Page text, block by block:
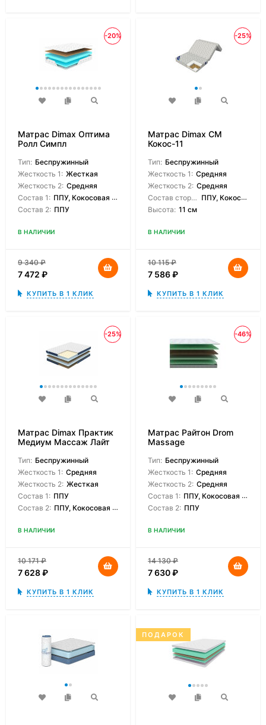
-20%
Матрас Dimax Оптима
Ролл Симпл
Тип: Беспружинный
Жесткость 1: Жесткая
Жесткость 2: Средняя
Состав 1: ППУ, Кокосовая койра
Состав 2: ППУ
В НАЛИЧИИ
9 340₽
7 472 ₽
КУПИТЬ В 1 КЛИК
-25%
Матрас Dimax СМ
Кокос-11
Тип: Беспружинный
Жесткость 1: Средняя
Жесткость 2: Средняя
Состав сторон: ППУ, Кокосовая койра
Высота: 11 см
В НАЛИЧИИ
10 115₽
7 586₽
КУПИТЬ В 1 КЛИК
-25%
Матрас Dimax Практик
Медиум Массаж Лайт
Тип: Беспружинный
Жесткость 1: Средняя
Жесткость 2: Жесткая
Состав 1: ППУ
Состав 2: ППУ, Кокосовая койра
В НАЛИЧИИ
10 171₽
7 628₽
КУПИТЬ В 1 КЛИК
-46%
Матрас Райтон Drom
Massage
Тип: Беспружинный
Жесткость 1: Средняя
Жесткость 2: Средняя
Состав 1: ППУ, Кокосовая койра
Состав 2: ППУ
В НАЛИЧИИ
14 130₽
7 630₽
КУПИТЬ В 1 КЛИК
ПОДАРОК